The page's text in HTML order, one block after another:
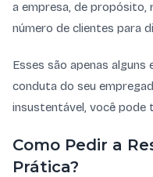
a empresa, de propósito,
número de clientes para
Esses são apenas alguns
conduta do seu
insustentável, você pode
Como Pedir a
Prática?